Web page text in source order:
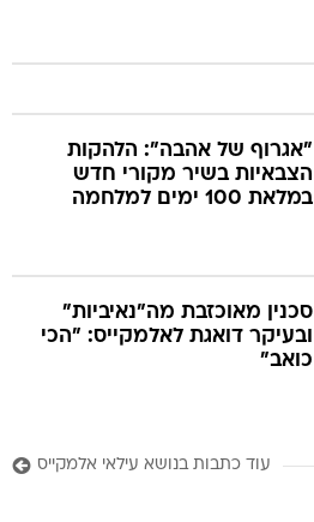
"אגרוף של אהבה": הלהקות
הצבאיות בשיר מקורי חדש
במלאת 100 ימים למלחמה
סכנין מאוכזבת מה"נאיביות"
ובעיקר דואגת לאלמקייס: "הכי
כואב"
עוד כתבות בנושא עילאי אלמקייס